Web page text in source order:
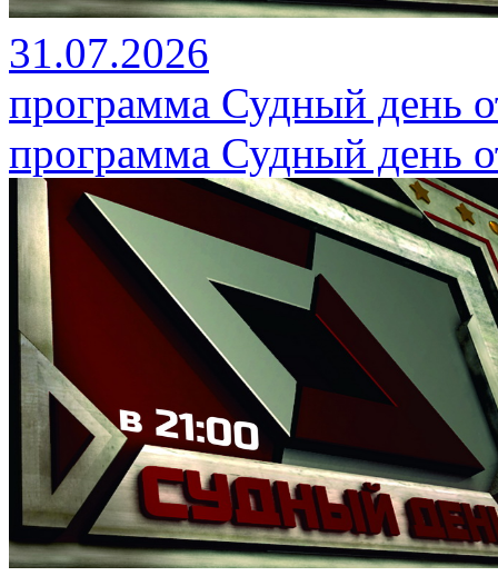
31.07.2026
программа Судный день
программа Судный день